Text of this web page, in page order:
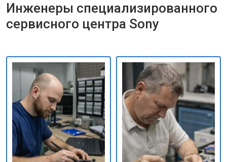
Инженеры специализированного
сервисного центра Sony